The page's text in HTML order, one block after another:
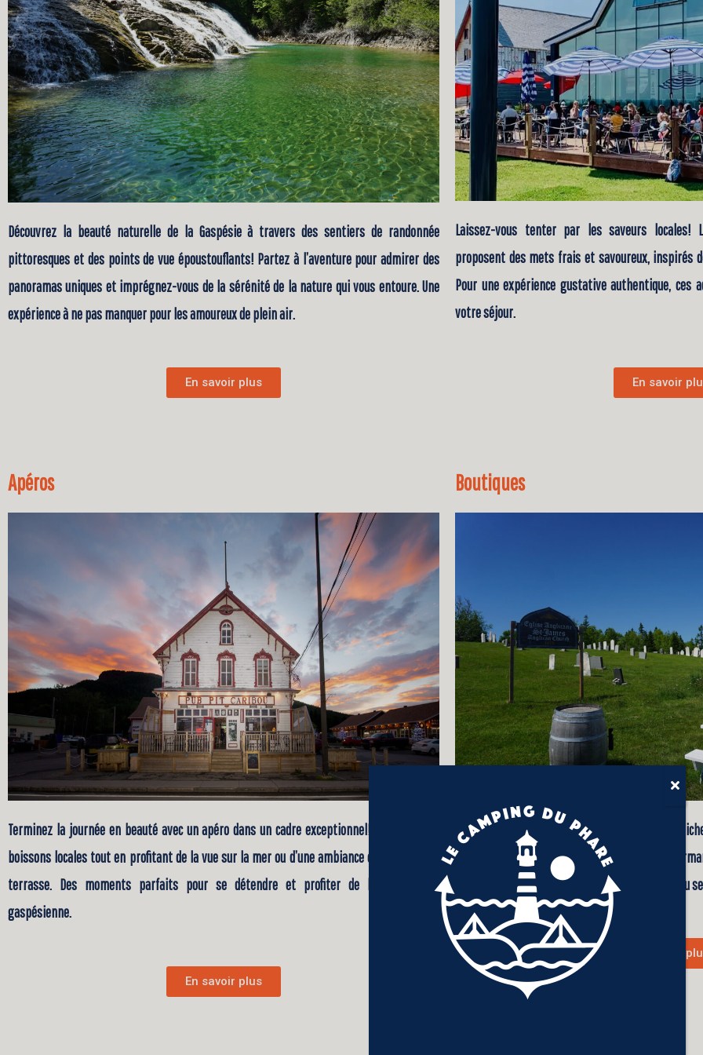
Découvrez la beauté naturelle de la Gaspésie à travers des sentiers de randonnée
pittoresques et des points de vue époustouflants! Partez à l’aventure pour admirer des
panoramas uniques et imprégnez-vous de la sérénité de la nature qui vous entoure. Une
expérience à ne pas manquer pour les amoureux de plein air.
Laissez-vous tenter par les saveurs locales!
proposent des mets frais et savoureux, inspirés
Pour une expérience gustative authentique, ces
votre séjour.
En savoir plus En savoir
Apéros
Terminez la journée en beauté avec un apéro dans un cadre exceptionnel! Dégustez des
boissons locales tout en profitant de la vue sur la mer ou d’une ambiance chaleureuse en
terrasse. Des moments parfaits pour se détendre et profiter de la convivialité
gaspésienne.
En savoir plus
Boutiques
Envie de ramener un souvenir unique ou de
région regorgent d’artisanat, de produits
gaspésien. Idéal pour trouver le cadeau parfait ou
En savoir